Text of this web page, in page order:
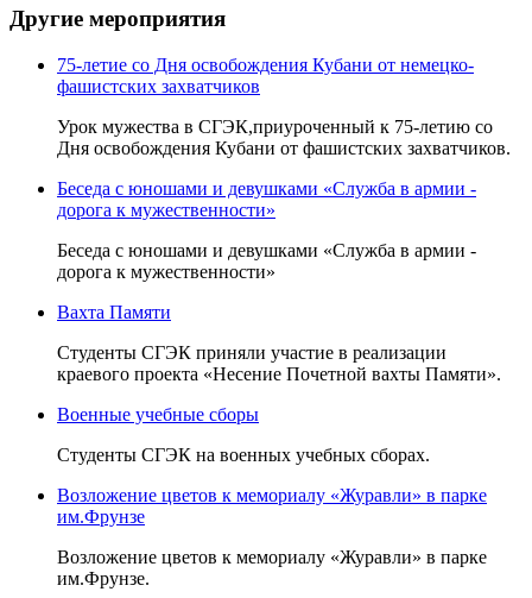
Другие мероприятия
75-летие со Дня освобождения Кубани от немецко-
фашистских захватчиков
Урок мужества в СГЭК,приуроченный к 75-летию со
Дня освобождения Кубани от фашистских захватчиков.
Беседа с юношами и девушками «Служба в армии -
дорога к мужественности»
Беседа с юношами и девушками «Служба в армии -
дорога к мужественности»
Вахта Памяти
Студенты СГЭК приняли участие в реализации
краевого проекта «Несение Почетной вахты Памяти».
Военные учебные сборы
Студенты СГЭК на военных учебных сборах.
Возложение цветов к мемориалу «Журавли» в парке
им.Фрунзе
Возложение цветов к мемориалу «Журавли» в парке
им.Фрунзе.